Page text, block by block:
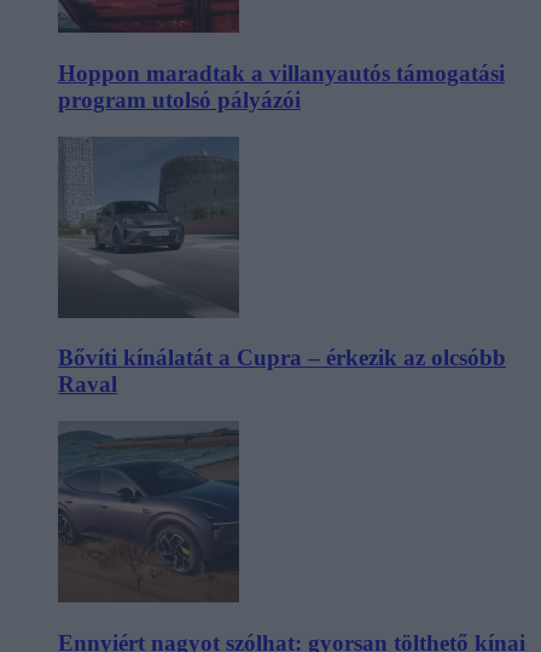
Hoppon maradtak a villanyautós támogatási
program utolsó pályázói
Bővíti kínálatát a Cupra – érkezik az olcsóbb
Raval
Ennyiért nagyot szólhat: gyorsan tölthető kínai